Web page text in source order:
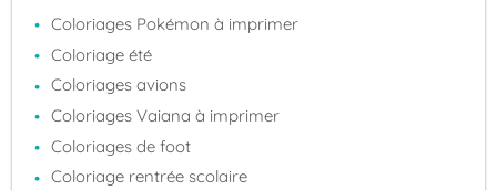
Coloriages Pokémon à imprimer
Coloriage été
Coloriages avions
Coloriages Vaiana à imprimer
Coloriages de foot
Coloriage rentrée scolaire